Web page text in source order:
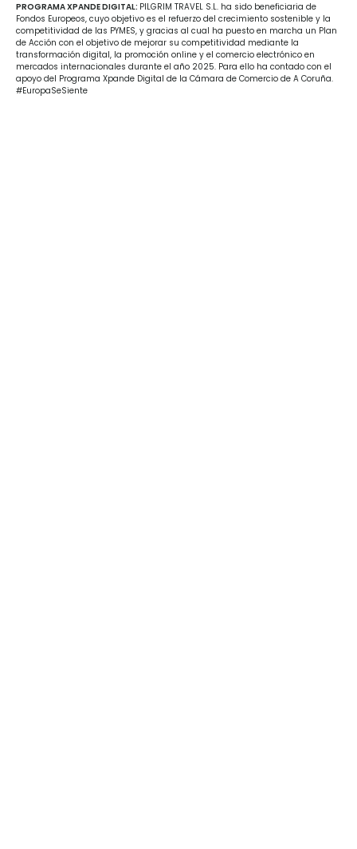
PROGRAMA XPANDE DIGITAL: PILGRIM TRAVEL S.L. ha sido beneficiaria de
Fondos Europeos, cuyo objetivo es el refuerzo del crecimiento sostenible y la
competitividad de las PYMES, y gracias al cual ha puesto en marcha un Plan
de Acción con el objetivo de mejorar su competitividad mediante la
transformación digital, la promoción online y el comercio electrónico en
mercados internacionales durante el año 2025. Para ello ha contado con el
apoyo del Programa Xpande Digital de la Cámara de Comercio de A Coruña.
#EuropaSeSiente